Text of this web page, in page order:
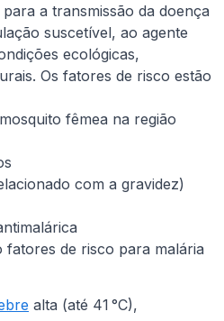
a transmissão da doença
suscetível, ao agente
ecológicas,
Os fatores de risco estão
fêmea na região
com a gravidez)
de risco para malária
alta (até 41 °C),